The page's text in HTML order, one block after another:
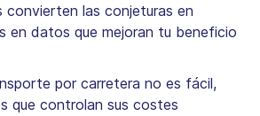
convierten las conjeturas en
en datos que mejoran tu beneficio
por carretera no es fácil,
que controlan sus costes